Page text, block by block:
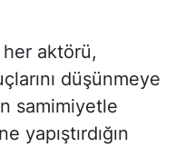
aktörü,
düşünmeye
samimiyetle
yapıştırdığın